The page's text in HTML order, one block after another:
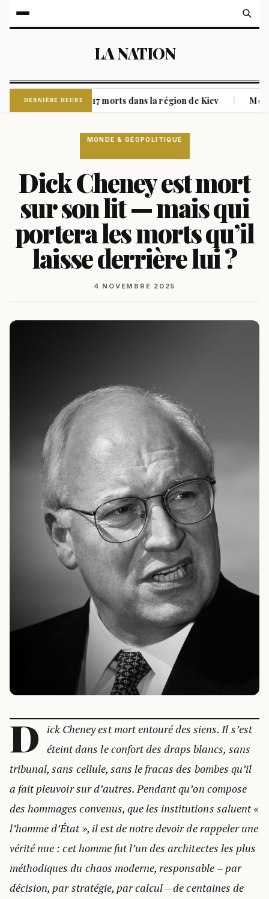
LA NATION
DERNIÈRE HEURE
font au moins 17 morts dans la région de Kiev | Moyen-
MONDE & GÉOPOLITIQUE
Dick Cheney est mort
sur son lit — mais qui
portera les morts qu’il
laisse derrière lui ?
4 NOVEMBRE 2025
D
ick Cheney est mort entouré des siens. Il s’est
éteint dans le confort des draps blancs, sans
tribunal, sans cellule, sans le fracas des bombes qu’il
a fait pleuvoir sur d’autres. Pendant qu’on compose
des hommages convenus, que les institutions saluent «
l’homme d’État », il est de notre devoir de rappeler une
vérité nue : cet homme fut l’un des architectes les plus
méthodiques du chaos moderne, responsable – par
décision, par stratégie, par calcul – de centaines de